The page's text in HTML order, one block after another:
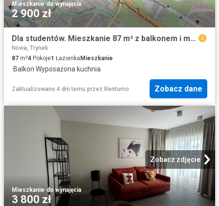
Mieszkanie·do wynajęcia
2 900 zł
Dla studentów. Mieszkanie 87 m² z balkonem i miejscem postojowym
Nowa, Trynek
87 m²4 Pokoje1 ŁazienkaMieszkanie
·Balkon·Wyposażona kuchnia
Zaktualizowano 4 dni temu przez Rentumo Zobacz dane
Zobacz zdjęcie
Mieszkanie·do wynajęcia
3 800 zł